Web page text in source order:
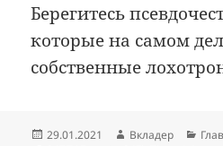
Берегитесь
которые на самом
собственные
Опубликовано
29.01.2021 Автор
Вкладер